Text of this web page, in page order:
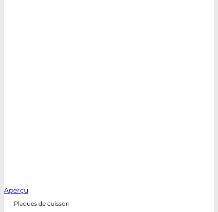
Aperçu
Plaques de cuisson